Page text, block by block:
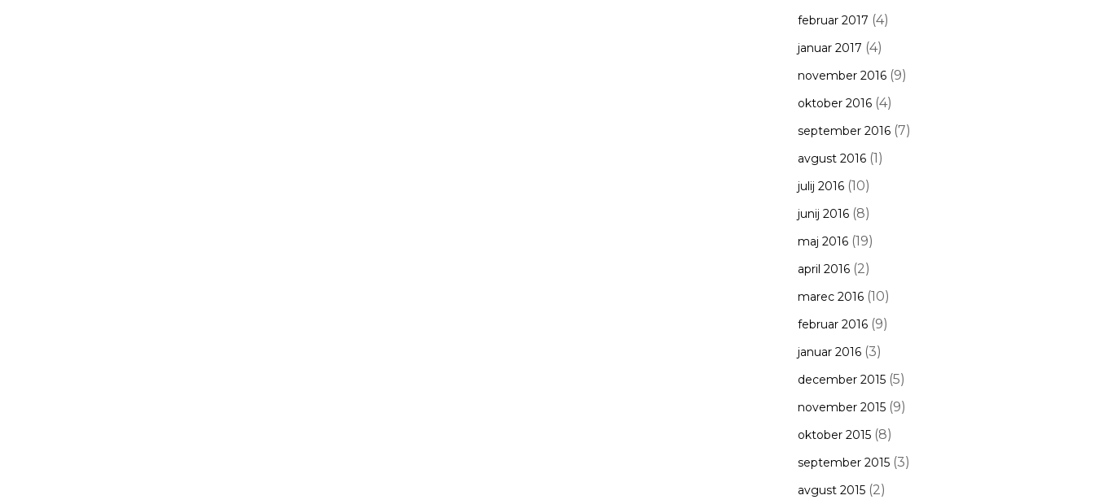
februar 2017 (4)
januar 2017 (4)
november 2016(9)
oktober 2016(4)
september 2016(7)
avgust 2016(1)
julij 2016(10)
junij 2016(8)
maj 2016(19)
april 2016(2)
marec 2016(10)
februar 2016(9)
januar 2016(3)
december 2015(5)
november 2015(9)
oktober 2015(8)
september 2015(3)
avgust 2015(2)